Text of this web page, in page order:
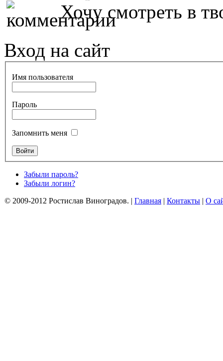
Хочу смотреть в
Вход на сайт
Имя пользователя
Пароль
Запомнить меня
Забыли пароль?
Забыли логин?
© 2009-2012 Ростислав Виноградов. | Главная | Контакты | О